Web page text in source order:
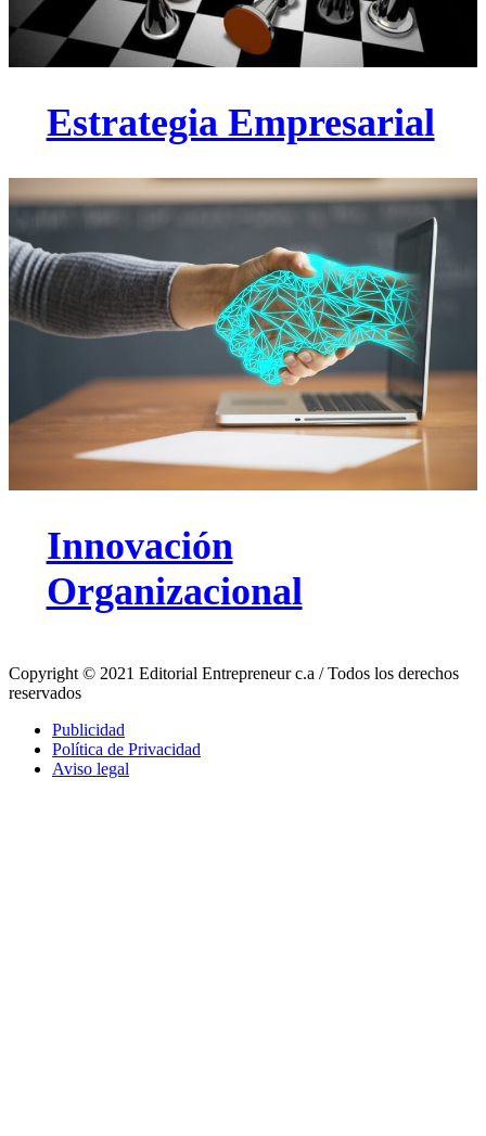
Estrategia Empresarial
Innovación
Organizacional
Copyright © 2021 Editorial Entrepreneur c.a / Todos los derechos
reservados
Publicidad
Política de Privacidad
Aviso legal